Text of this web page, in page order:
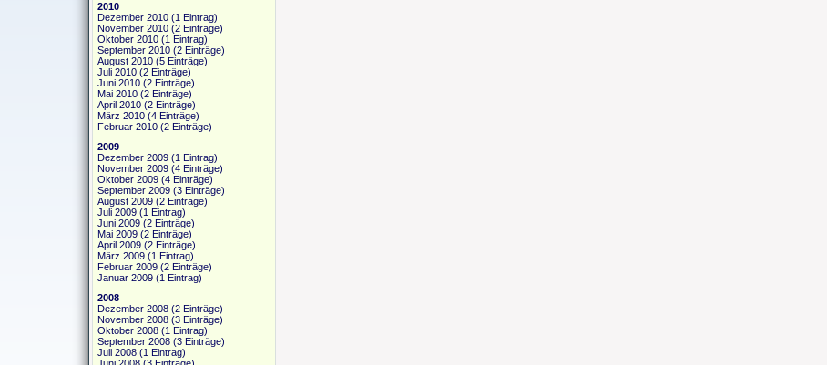
2010
Dezember 2010 (1 Eintrag)
November 2010 (2 Einträge)
Oktober 2010 (1 Eintrag)
September 2010 (2 Einträge)
August 2010 (5 Einträge)
Juli 2010 (2 Einträge)
Juni 2010 (2 Einträge)
Mai 2010 (2 Einträge)
April 2010 (2 Einträge)
März 2010 (4 Einträge)
Februar 2010 (2 Einträge)
2009
Dezember 2009 (1 Eintrag)
November 2009 (4 Einträge)
Oktober 2009 (4 Einträge)
September 2009 (3 Einträge)
August 2009 (2 Einträge)
Juli 2009 (1 Eintrag)
Juni 2009 (2 Einträge)
Mai 2009 (2 Einträge)
April 2009 (2 Einträge)
März 2009 (1 Eintrag)
Februar 2009 (2 Einträge)
Januar 2009 (1 Eintrag)
2008
Dezember 2008 (2 Einträge)
November 2008 (3 Einträge)
Oktober 2008 (1 Eintrag)
September 2008 (3 Einträge)
Juli 2008 (1 Eintrag)